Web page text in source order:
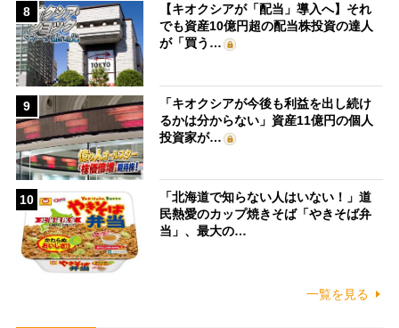
8
【キオクシアが「配当」導入へ】それ
でも資産10億円超の配当株投資の達人
が「買う…
9
「キオクシアが今後も利益を出し続け
るかは分からない」資産11億円の個人
投資家が…
10
「北海道で知らない人はいない！」道
民熱愛のカップ焼きそば「やきそば弁
当」、最大の…
一覧を見る